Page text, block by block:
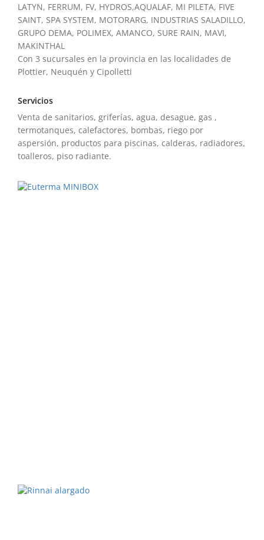
LATYN, FERRUM, FV, HYDROS,AQUALAF, MI PILETA, FIVE
SAINT, SPA SYSTEM, MOTORARG, INDUSTRIAS SALADILLO,
GRUPO DEMA, POLIMEX, AMANCO, SURE RAIN, MAVI,
MAKINTHAL
Con 3 sucursales en la provincia en las localidades de
Plottier, Neuquén y Cipolletti
Servicios
Venta de sanitarios, griferías, agua, desague, gas ,
termotanques, calefactores, bombas, riego por
aspersión, productos para piscinas, calderas, radiadores,
toalleros, piso radiante.